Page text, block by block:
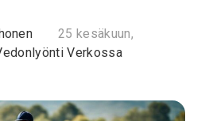
25 kesäkuun,
Verkossa